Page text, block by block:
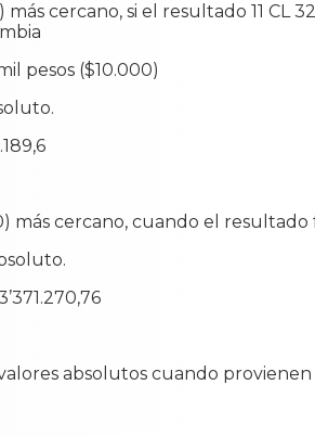
cercano, si el resultado 11 CL
pesos ($10.000)
más cercano, cuando el
absolutos cuando